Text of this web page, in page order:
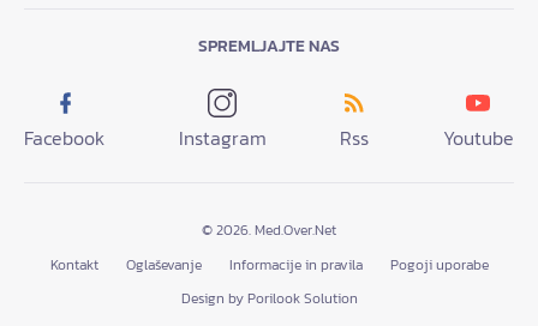
SPREMLJAJTE NAS
Facebook Instagram Rss Youtube
© 2026. Med.Over.Net
Kontakt
Oglaševanje Informacije in pravila
Pogoji uporabe
Design by Porilook Solution